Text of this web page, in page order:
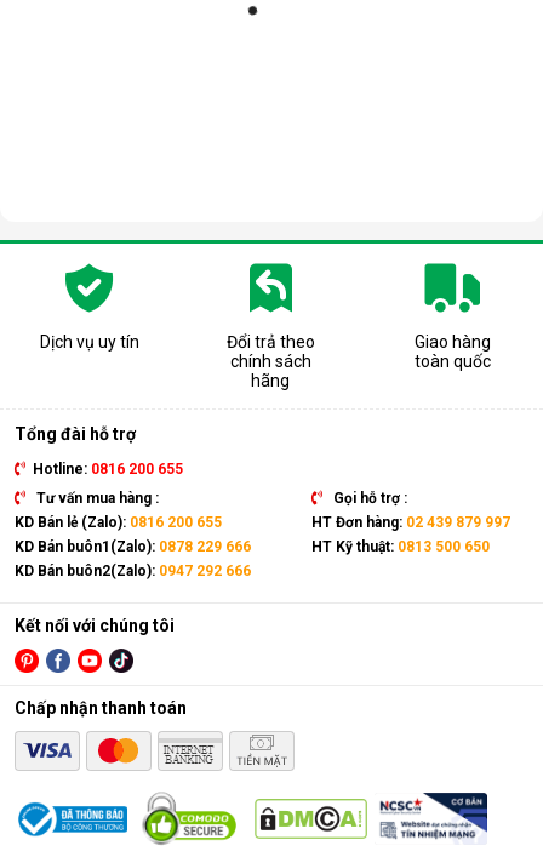
Dịch vụ uy tín
Đổi trả theo
chính sách
hãng
Giao hàng
toàn quốc
Tổng đài hỗ trợ
Hotline: 0816 200 655
Tư vấn mua hàng :
KD Bán lẻ (Zalo): 0816 200 655
KD Bán buôn1(Zalo): 0878 229 666
KD Bán buôn2(Zalo): 0947 292 666
Gọi hỗ trợ :
HT Đơn hàng: 02 439 879 997
HT Kỹ thuật: 0813 500 650
Kết nối với chúng tôi
Chấp nhận thanh toán